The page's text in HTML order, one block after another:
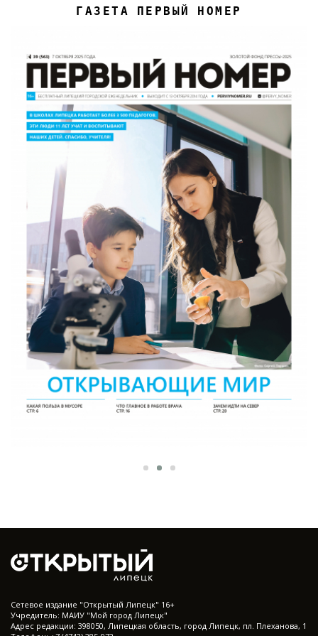
ГАЗЕТА ПЕРВЫЙ НОМЕР
Cетевое издание "Открытый Липецк" 16+
Учредитель: МАИУ "Мой город Липецк"
Адрес редакции: 398050, Липецкая область, город Липецк, пл. Плеханова, 1